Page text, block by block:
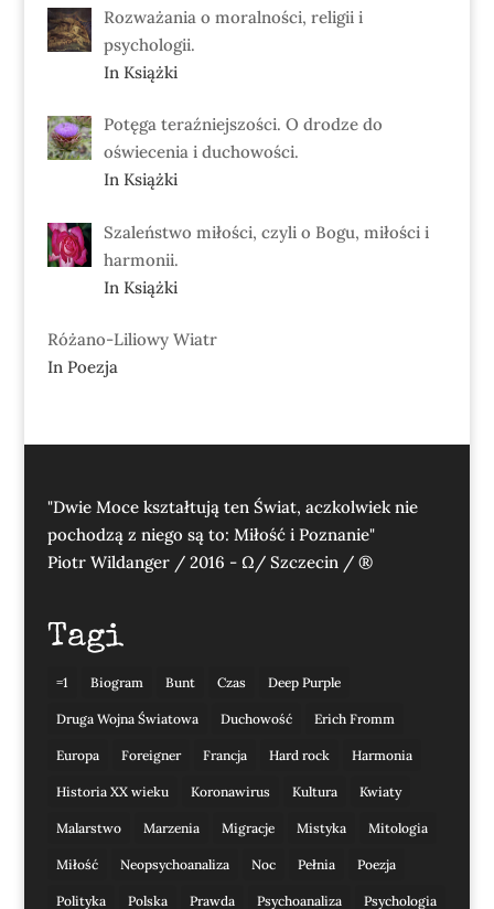
Rozważania o moralności, religii i
psychologii.
In Książki
Potęga teraźniejszości. O drodze do
oświecenia i duchowości.
In Książki
Szaleństwo miłości, czyli o Bogu, miłości i
harmonii.
In Książki
Różano-Liliowy Wiatr
In Poezja
"Dwie Moce kształtują ten Świat, aczkolwiek nie
pochodzą z niego są to: Miłość i Poznanie"
Piotr Wildanger / 2016 - Ω/ Szczecin / ®
Tagi
=1 Biogram Bunt Czas Deep Purple
Druga Wojna Światowa Duchowość Erich Fromm
Europa Foreigner Francja Hard rock Harmonia
Historia XX wieku Koronawirus Kultura Kwiaty
Malarstwo Marzenia Migracje Mistyka Mitologia
Miłość Neopsychoanaliza Noc Pełnia Poezja
Polityka Polska Prawda Psychoanaliza Psychologia